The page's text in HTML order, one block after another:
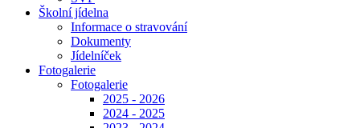
Školní jídelna
Informace o stravování
Dokumenty
Jídelníček
Fotogalerie
Fotogalerie
2025 - 2026
2024 - 2025